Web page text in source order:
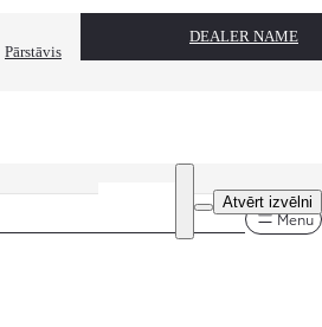
Pārstāvis
DEALER NAME
pārklājumu
Atvērt izvēlni
€
Menu